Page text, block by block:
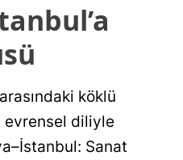
köklü
evrensel diliyle
Sanat